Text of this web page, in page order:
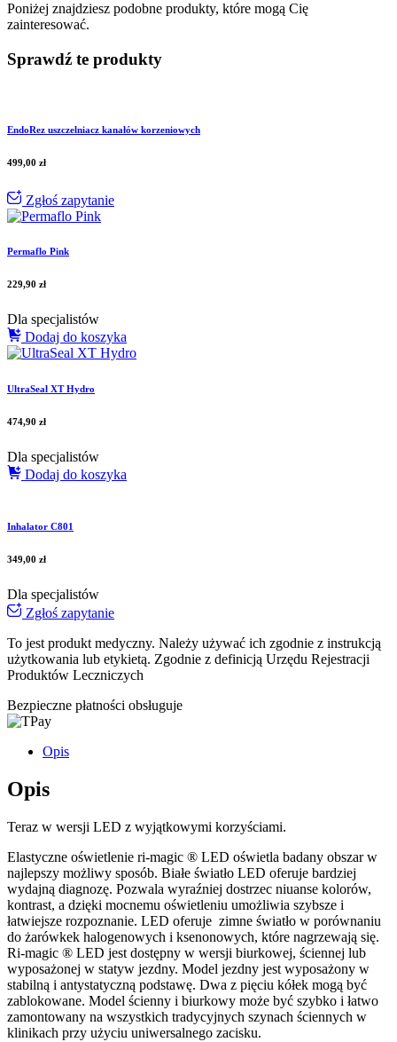
Poniżej znajdziesz podobne produkty, które mogą Cię
zainteresować.
Sprawdź te produkty
EndoRez uszczelniacz kanałów korzeniowych
499,00 zł
Zgłoś zapytanie
Permaflo Pink
229,90 zł
Dla specjalistów
Dodaj do koszyka
UltraSeal XT Hydro
474,90 zł
Dla specjalistów
Dodaj do koszyka
Inhalator C801
349,00 zł
Dla specjalistów
Zgłoś zapytanie
To jest produkt medyczny. Należy używać ich zgodnie z instrukcją
użytkowania lub etykietą. Zgodnie z definicją Urzędu Rejestracji
Produktów Leczniczych
Bezpieczne płatności obsługuje
Opis
Opis
Teraz w wersji LED z wyjątkowymi korzyściami.
Elastyczne oświetlenie ri-magic ® LED oświetla badany obszar w
najlepszy możliwy sposób. Białe światło LED oferuje bardziej
wydajną diagnozę. Pozwala wyraźniej dostrzec niuanse kolorów,
kontrast, a dzięki mocnemu oświetleniu umożliwia szybsze i
łatwiejsze rozpoznanie. LED oferuje zimne światło w porównaniu
do żarówkek halogenowych i ksenonowych, które nagrzewają się.
Ri-magic ® LED jest dostępny w wersji biurkowej, ściennej lub
wyposażonej w statyw jezdny. Model jezdny jest wyposażony w
stabilną i antystatyczną podstawę. Dwa z pięciu kółek mogą być
zablokowane. Model ścienny i biurkowy może być szybko i łatwo
zamontowany na wszystkich tradycyjnych szynach ściennych w
klinikach przy użyciu uniwersalnego zacisku.